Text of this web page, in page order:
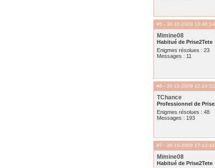
#5 - 30-10-2009 10:46:24
Mimine08
Habitué de Prise2Tete
Enigmes résolues : 23
Messages : 11
#6 - 30-10-2009 12:24:52
TChance
Professionnel de
Enigmes résolues : 48
Messages : 193
#7 - 30-10-2009 17:10:44
Mimine08
Habitué de Prise2Tete